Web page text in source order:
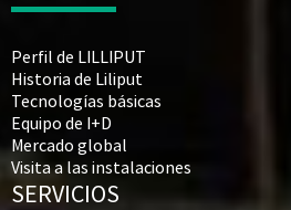
Perfil de LILLIPUT
Historia de Liliput
Tecnologías básicas
Equipo de I+D
Mercado global
Visita a las instalaciones
SERVICIOS